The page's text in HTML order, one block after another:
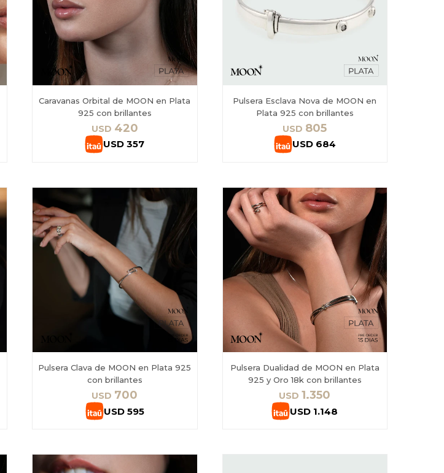
Caravanas Orbital de MOON en Plata
925 con brillantes
USD 420
USD 357
Pulsera Esclava Nova de MOON en
Plata 925 con brillantes
USD 805
USD 684
Pulsera Clava de MOON en Plata 925
con brillantes
USD 700
USD 595
Pulsera Dualidad de MOON en Plata
925 y Oro 18k con brillantes
USD 1.350
USD 1.148